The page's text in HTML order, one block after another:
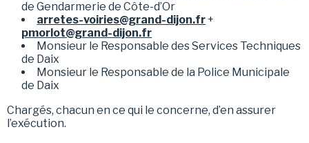
de Gendarmerie de Côte-d’Or
arretes-voiries@grand-dijon.fr+
pmorlot@grand-dijon.fr
Monsieur le Responsable des Services Techniques
de Daix
Monsieur le Responsable de la Police Municipale
de Daix
Chargés, chacun en ce qui le concerne, d’en assurer
l’exécution.